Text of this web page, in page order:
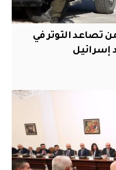
تصاعد التوتر في
إسرائيل